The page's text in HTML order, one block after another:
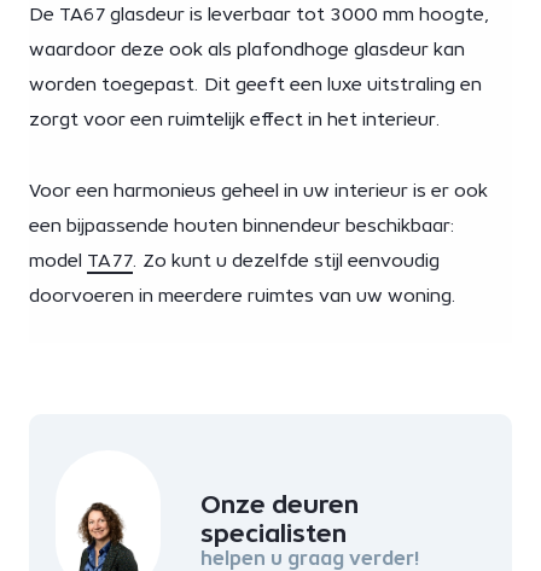
De TA67 glasdeur is leverbaar tot 3000 mm hoogte,
waardoor deze ook als plafondhoge glasdeur kan
worden toegepast. Dit geeft een luxe uitstraling en
zorgt voor een ruimtelijk effect in het interieur.
Voor een harmonieus geheel in uw interieur is er ook
een bijpassende houten binnendeur beschikbaar:
model TA77 . Zo kunt u dezelfde stijl eenvoudig
doorvoeren in meerdere ruimtes van uw woning.
Onze deuren
specialisten
helpen u graag verder!